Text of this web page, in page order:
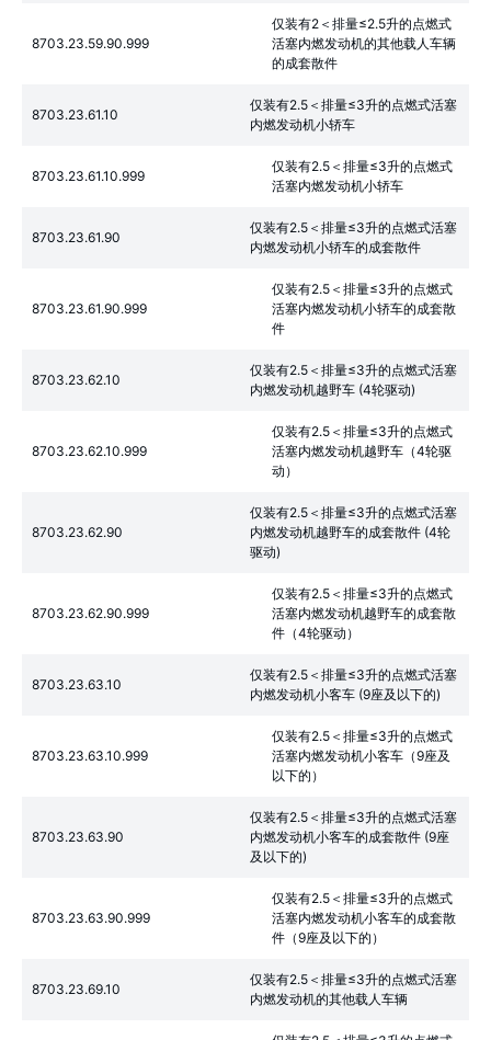
8703.23.59.90.999
仅装有2＜排量≤2.5升的点燃式
活塞内燃发动机的其他载人车辆
的成套散件
8703.23.61.10
仅装有2.5＜排量≤3升的点燃式活塞
内燃发动机小轿车
8703.23.61.10.999
仅装有2.5＜排量≤3升的点燃式
活塞内燃发动机小轿车
8703.23.61.90
仅装有2.5＜排量≤3升的点燃式活塞
内燃发动机小轿车的成套散件
8703.23.61.90.999
仅装有2.5＜排量≤3升的点燃式
活塞内燃发动机小轿车的成套散
件
8703.23.62.10
仅装有2.5＜排量≤3升的点燃式活塞
内燃发动机越野车 (4轮驱动)
8703.23.62.10.999
仅装有2.5＜排量≤3升的点燃式
活塞内燃发动机越野车（4轮驱
动）
8703.23.62.90
仅装有2.5＜排量≤3升的点燃式活塞
内燃发动机越野车的成套散件 (4轮
驱动)
8703.23.62.90.999
仅装有2.5＜排量≤3升的点燃式
活塞内燃发动机越野车的成套散
件（4轮驱动）
8703.23.63.10
仅装有2.5＜排量≤3升的点燃式活塞
内燃发动机小客车 (9座及以下的)
8703.23.63.10.999
仅装有2.5＜排量≤3升的点燃式
活塞内燃发动机小客车（9座及
以下的）
8703.23.63.90
仅装有2.5＜排量≤3升的点燃式活塞
内燃发动机小客车的成套散件 (9座
及以下的)
8703.23.63.90.999
仅装有2.5＜排量≤3升的点燃式
活塞内燃发动机小客车的成套散
件（9座及以下的）
8703.23.69.10
仅装有2.5＜排量≤3升的点燃式活塞
内燃发动机的其他载人车辆